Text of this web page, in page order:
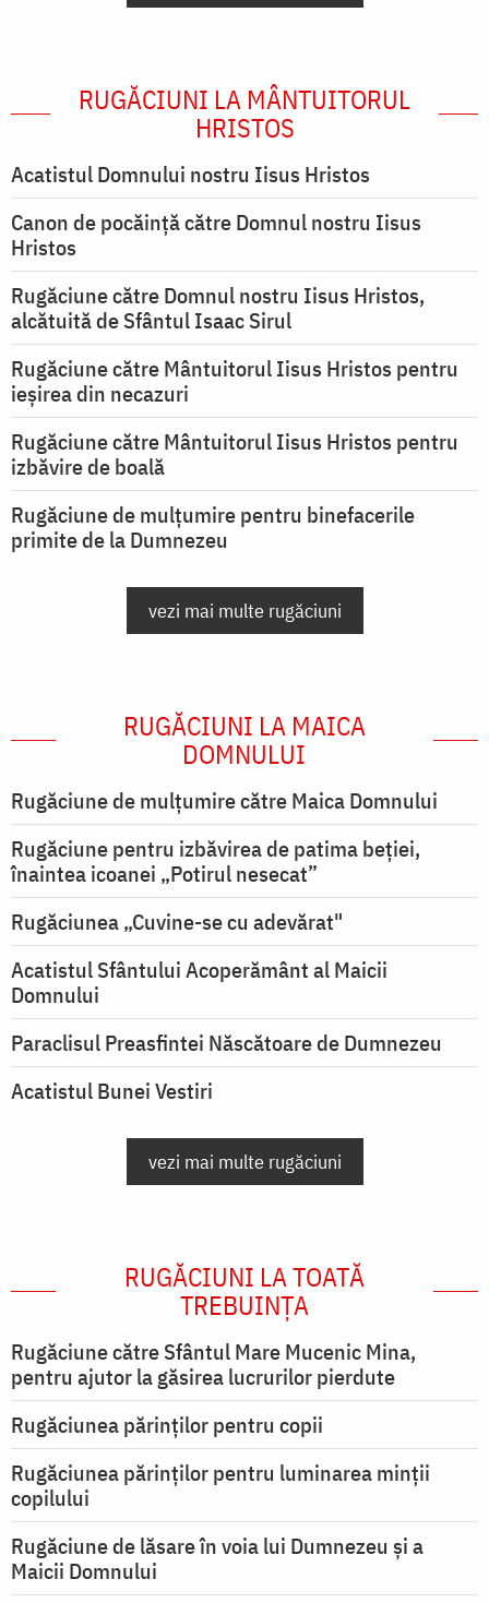
RUGĂCIUNI LA MÂNTUITORUL
HRISTOS
Acatistul Domnului nostru Iisus Hristos
Canon de pocăință către Domnul nostru Iisus
Hristos
Rugăciune către Domnul nostru Iisus Hristos,
alcătuită de Sfântul Isaac Sirul
Rugăciune către Mântuitorul Iisus Hristos pentru
ieşirea din necazuri
Rugăciune către Mântuitorul Iisus Hristos pentru
izbăvire de boală
Rugăciune de mulțumire pentru binefacerile
primite de la Dumnezeu
vezi mai multe rugăciuni
RUGĂCIUNI LA MAICA
DOMNULUI
Rugăciune de mulţumire către Maica Domnului
Rugăciune pentru izbăvirea de patima beției,
înaintea icoanei „Potirul nesecat”
Rugăciunea „Cuvine-se cu adevărat"
Acatistul Sfântului Acoperământ al Maicii
Domnului
Paraclisul Preasfintei Născătoare de Dumnezeu
Acatistul Bunei Vestiri
vezi mai multe rugăciuni
RUGĂCIUNI LA TOATĂ
TREBUINȚA
Rugăciune către Sfântul Mare Mucenic Mina,
pentru ajutor la găsirea lucrurilor pierdute
Rugăciunea părinților pentru copii
Rugăciunea părinților pentru luminarea minţii
copilului
Rugăciune de lăsare în voia lui Dumnezeu şi a
Maicii Domnului